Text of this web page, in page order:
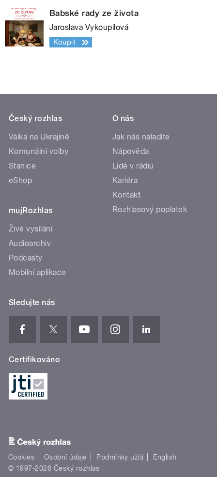
Babské rady ze života
Jaroslava Vykoupilová
Koupit
Český rozhlas
Válka na Ukrajině
Komunální volby
Stanice
eShop
mujRozhlas
Živé vysílání
Audioarchiv
Podcasty
Mobilní aplikace
O nás
Jak nás naladíte
Nápověda
Lidé v rádiu
Kariéra
Kontakt
Rozhlasový poplatek
Sledujte nás
Certifikováno
Cookies Osobní údaje Podmínky užití
English
© 1997-2026 Český rozhlas